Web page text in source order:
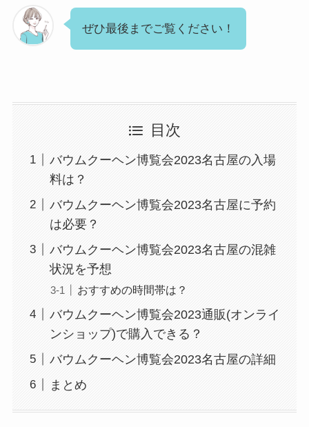
ぜひ最後までご覧ください！
目次
バウムクーヘン博覧会2023名古屋の入場
料は？
バウムクーヘン博覧会2023名古屋に予約
は必要？
バウムクーヘン博覧会2023名古屋の混雑
状況を予想
おすすめの時間帯は？
バウムクーヘン博覧会2023通販(オンライ
ンショップ)で購入できる？
バウムクーヘン博覧会2023名古屋の詳細
まとめ